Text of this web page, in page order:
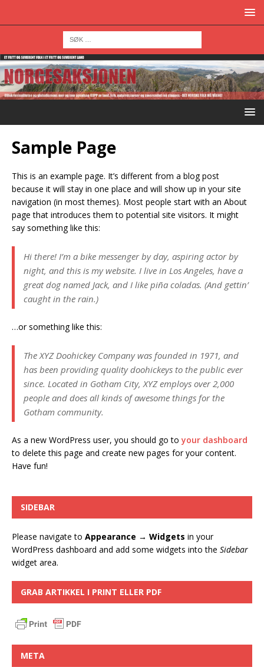
Sample Page
This is an example page. It’s different from a blog post
because it will stay in one place and will show up in your site
navigation (in most themes). Most people start with an About
page that introduces them to potential site visitors. It might
say something like this:
Hi there! I’m a bike messenger by day, aspiring actor by
night, and this is my website. I live in Los Angeles, have a
great dog named Jack, and I like piña coladas. (And gettin’
caught in the rain.)
…or something like this:
The XYZ Doohickey Company was founded in 1971, and
has been providing quality doohickeys to the public ever
since. Located in Gotham City, XYZ employs over 2,000
people and does all kinds of awesome things for the
Gotham community.
As a new WordPress user, you should go to your dashboard
to delete this page and create new pages for your content.
Have fun!
SIDEBAR
Please navigate to Appearance → Widgets in your
WordPress dashboard and add some widgets into the Sidebar
widget area.
GRAB ARTIKKEL I PRINT ELLER PDF
META